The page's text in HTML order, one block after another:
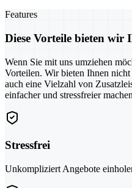
Features
Diese Vorteile bieten wir
Wenn Sie mit uns umziehen
Vorteilen. Wir bieten Ihnen
auch eine Vielzahl von
einfacher und stressfreier
Stressfrei
Unkompliziert Angebote